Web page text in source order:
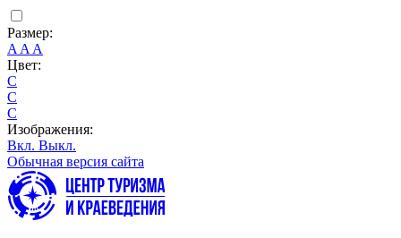
Размер:
A A A
Цвет:
C
C
C
Изображения:
Вкл. Выкл.
Обычная версия сайта